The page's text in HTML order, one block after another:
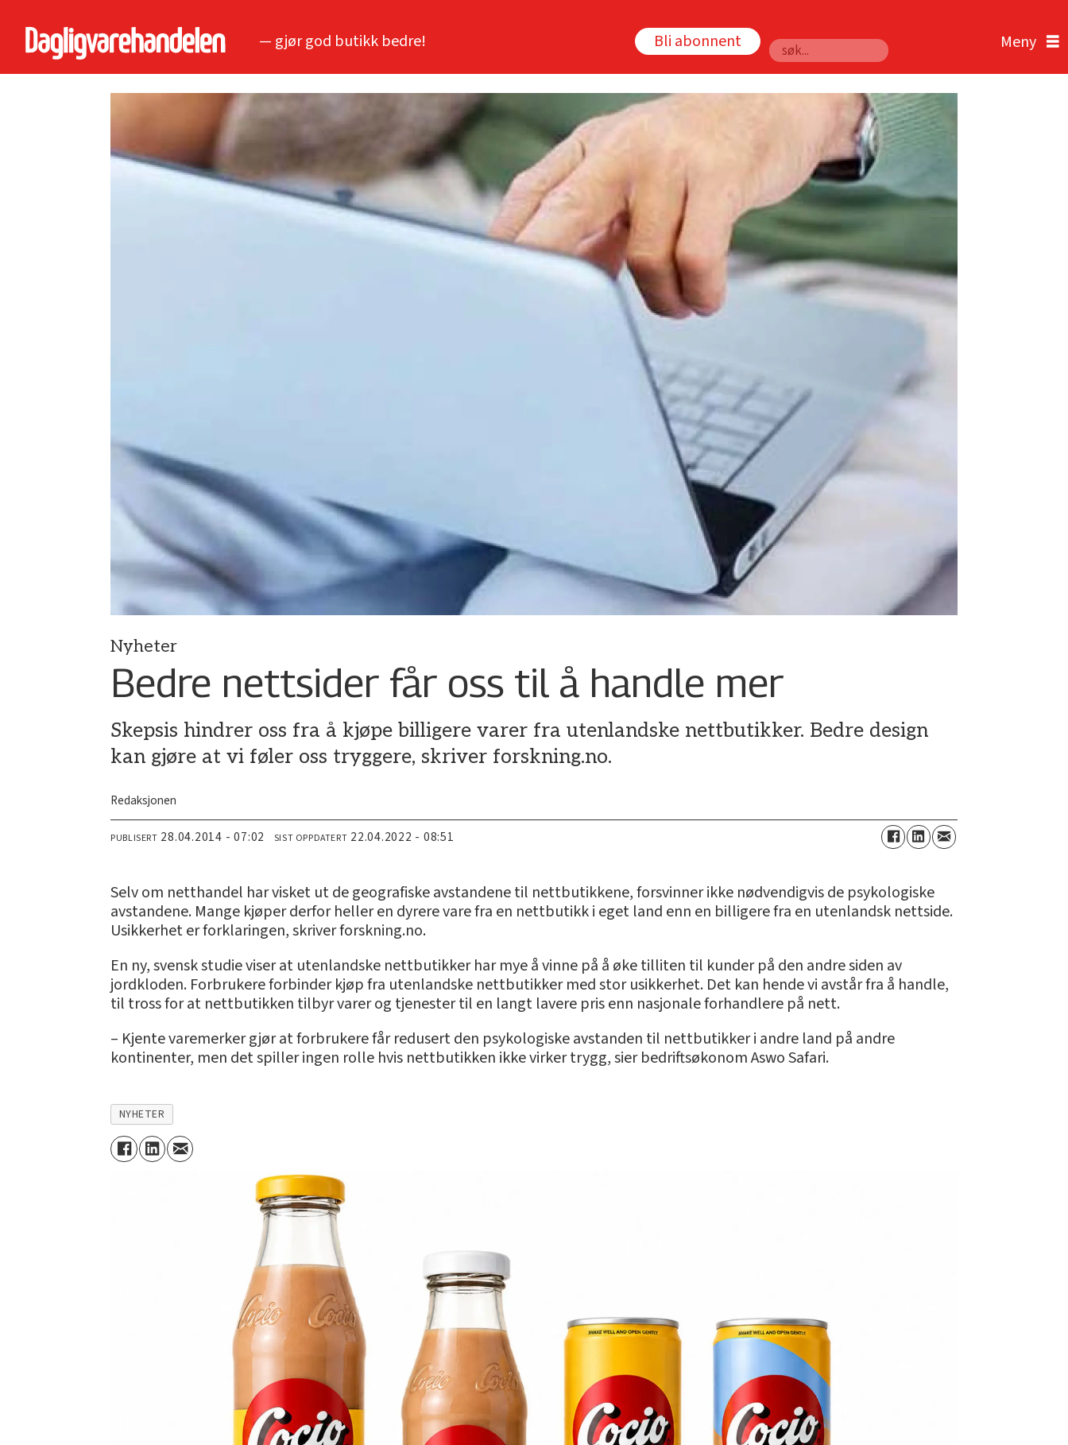
— gjør god butikk bedre! Bli abonnent
Søk
Nyheter
Bedre nettsider får oss til å handle mer
Skepsis hindrer oss fra å kjøpe billigere varer fra utenlandske nettbutikker. Bedre design
kan gjøre at vi føler oss tryggere, skriver forskning.no.
Redaksjonen
PUBLISERT 28.04.2014 - 07:02 SIST OPPDATERT 22.04.2022 - 08:51
Selv om netthandel har visket ut de geografiske avstandene til nettbutikkene, forsvinner ikke nødvendigvis de psykologiske
avstandene. Mange kjøper derfor heller en dyrere vare fra en nettbutikk i eget land enn en billigere fra en utenlandsk nettside.
Usikkerhet er forklaringen, skriver forskning.no.
En ny, svensk studie viser at utenlandske nettbutikker har mye å vinne på å øke tilliten til kunder på den andre siden av
jordkloden. Forbrukere forbinder kjøp fra utenlandske nettbutikker med stor usikkerhet. Det kan hende vi avstår fra å handle,
til tross for at nettbutikken tilbyr varer og tjenester til en langt lavere pris enn nasjonale forhandlere på nett.
– Kjente varemerker gjør at forbrukere får redusert den psykologiske avstanden til nettbutikker i andre land på andre
kontinenter, men det spiller ingen rolle hvis nettbutikken ikke virker trygg, sier bedriftsøkonom Aswo Safari.
NYHETER